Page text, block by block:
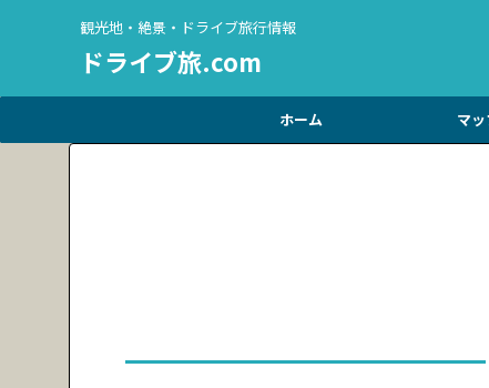
観光地・絶景・ドライブ旅行情報
ドライブ旅.com
ホーム マ